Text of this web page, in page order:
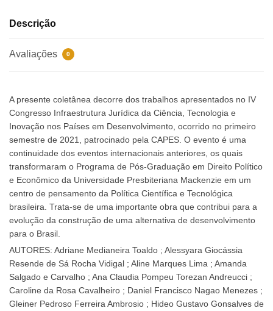
e
nos
desenvolvimento
quantidade
Descrição
Avaliações 0
A presente coletânea decorre dos trabalhos apresentados no IV
Congresso Infraestrutura Jurídica da Ciência, Tecnologia e
Inovação nos Países em Desenvolvimento, ocorrido no primeiro
semestre de 2021, patrocinado pela CAPES. O evento é uma
continuidade dos eventos internacionais anteriores, os quais
transformaram o Programa de Pós-Graduação em Direito Político
e Econômico da Universidade Presbiteriana Mackenzie em um
centro de pensamento da Política Científica e Tecnológica
brasileira. Trata-se de uma importante obra que contribui para a
evolução da construção de uma alternativa de desenvolvimento
para o Brasil.
AUTORES: Adriane Medianeira Toaldo ; Alessyara Giocássia
Resende de Sá Rocha Vidigal ; Aline Marques Lima ; Amanda
Salgado e Carvalho ; Ana Claudia Pompeu Torezan Andreucci ;
Caroline da Rosa Cavalheiro ; Daniel Francisco Nagao Menezes ;
Gleiner Pedroso Ferreira Ambrosio ; Hideo Gustavo Gonsalves de